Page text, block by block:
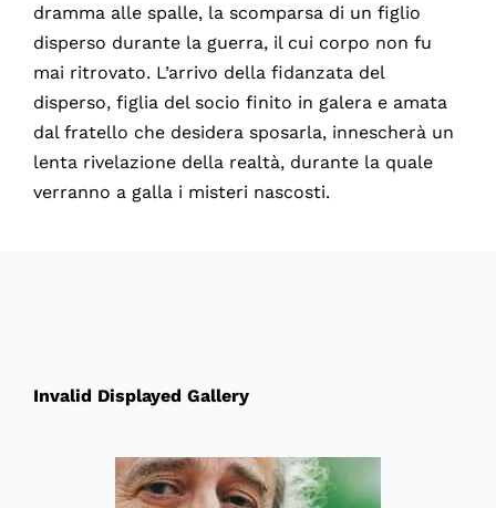
dramma alle spalle, la scomparsa di un figlio
disperso durante la guerra, il cui corpo non fu
mai ritrovato. L’arrivo della fidanzata del
disperso, figlia del socio finito in galera e amata
dal fratello che desidera sposarla, innescherà un
lenta rivelazione della realtà, durante la quale
verranno a galla i misteri nascosti.
Invalid Displayed Gallery